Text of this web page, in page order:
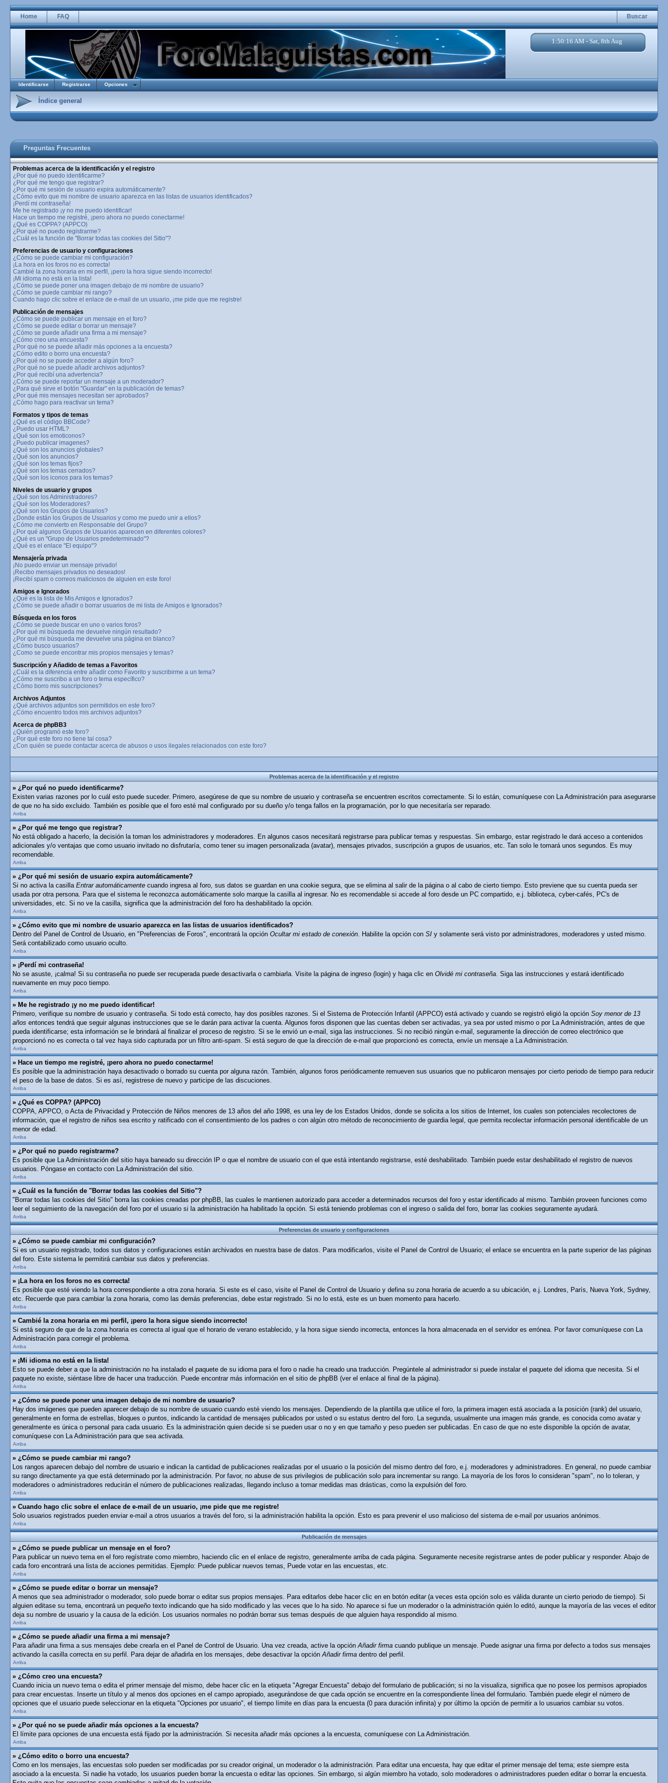
Home FAQ Buscar
1:50:16 AM - Sat, 8th Aug
Identificarse Registrarse Opciones
Índice general
Preguntas Frecuentes
Problemas acerca de la identificación y el registro
¿Por qué no puedo identificarme?
¿Por qué me tengo que registrar?
¿Por qué mi sesión de usuario expira automáticamente?
¿Cómo evito que mi nombre de usuario aparezca en las listas de usuarios identificados?
¡Perdí mi contraseña!
Me he registrado ¡y no me puedo identificar!
Hace un tiempo me registré, ¡pero ahora no puedo conectarme!
¿Qué es COPPA? (APPCO)
¿Por qué no puedo registrarme?
¿Cuál es la función de "Borrar todas las cookies del Sitio"?
Preferencias de usuario y configuraciones
¿Cómo se puede cambiar mi configuración?
¡La hora en los foros no es correcta!
Cambié la zona horaria en mi perfil, ¡pero la hora sigue siendo incorrecto!
¡Mi idioma no está en la lista!
¿Cómo se puede poner una imagen debajo de mi nombre de usuario?
¿Cómo se puede cambiar mi rango?
Cuando hago clic sobre el enlace de e-mail de un usuario, ¡me pide que me registre!
Publicación de mensajes
¿Cómo se puede publicar un mensaje en el foro?
¿Cómo se puede editar o borrar un mensaje?
¿Cómo se puede añadir una firma a mi mensaje?
¿Cómo creo una encuesta?
¿Por qué no se puede añadir más opciones a la encuesta?
¿Cómo edito o borro una encuesta?
¿Por qué no se puede acceder a algún foro?
¿Por qué no se puede añadir archivos adjuntos?
¿Por qué recibí una advertencia?
¿Cómo se puede reportar un mensaje a un moderador?
¿Para qué sirve el botón "Guardar" en la publicación de temas?
¿Por qué mis mensajes necesitan ser aprobados?
¿Cómo hago para reactivar un tema?
Formatos y tipos de temas
¿Qué es el código BBCode?
¿Puedo usar HTML?
¿Qué son los emoticonos?
¿Puedo publicar imagenes?
¿Qué son los anuncios globales?
¿Qué son los anuncios?
¿Qué son los temas fijos?
¿Qué son los temas cerrados?
¿Qué son los iconos para los temas?
Niveles de usuario y grupos
¿Qué son los Administradores?
¿Qué son los Moderadores?
¿Qué son los Grupos de Usuarios?
¿Donde están los Grupos de Usuarios y como me puedo unir a ellos?
¿Cómo me convierto en Responsable del Grupo?
¿Por qué algunos Grupos de Usuarios aparecen en diferentes colores?
¿Qué es un "Grupo de Usuarios predeterminado"?
¿Qué es el enlace "El equipo"?
Mensajería privada
¡No puedo enviar un mensaje privado!
¡Recibo mensajes privados no deseados!
¡Recibí spam o correos maliciosos de alguien en este foro!
Amigos e Ignorados
¿Qué es la lista de Mis Amigos e Ignorados?
¿Cómo se puede añadir o borrar usuarios de mi lista de Amigos e Ignorados?
Búsqueda en los foros
¿Cómo se puede buscar en uno o varios foros?
¿Por qué mi búsqueda me devuelve ningún resultado?
¿Por qué mi búsqueda me devuelve una página en blanco?
¿Cómo busco usuarios?
¿Como se puede encontrar mis propios mensajes y temas?
Suscripción y Añadido de temas a Favoritos
¿Cuál es la diferencia entre añadir como Favorito y suscribirme a un tema?
¿Cómo me suscribo a un foro o tema específico?
¿Cómo borro mis suscripciones?
Archivos Adjuntos
¿Qué archivos adjuntos son permitidos en este foro?
¿Cómo encuentro todos mis archivos adjuntos?
Acerca de phpBB3
¿Quién programó este foro?
¿Por qué este foro no tiene tal cosa?
¿Con quién se puede contactar acerca de abusos o usos ilegales relacionados con este foro?
Problemas acerca de la identificación y el registro
» ¿Por qué no puedo identificarme?
Existen varias razones por lo cuál esto puede suceder. Primero, asegúrese de que su nombre de usuario y contraseña se encuentren escritos correctamente. Si lo están, comuníquese con La Administración para asegurarse
de que no ha sido excluido. También es posible que el foro esté mal configurado por su dueño y/o tenga fallos en la programación, por lo que necesitaría ser reparado.
Arriba
» ¿Por qué me tengo que registrar?
No está obligado a hacerlo, la decisión la toman los administradores y moderadores. En algunos casos necesitará registrarse para publicar temas y respuestas. Sin embargo, estar registrado le dará acceso a contenidos
adicionales y/o ventajas que como usuario invitado no disfrutaría, como tener su imagen personalizada (avatar), mensajes privados, suscripción a grupos de usuarios, etc. Tan solo le tomará unos segundos. Es muy
recomendable.
Arriba
» ¿Por qué mi sesión de usuario expira automáticamente?
Si no activa la casilla Entrar automáticamente cuando ingresa al foro, sus datos se guardan en una cookie segura, que se elimina al salir de la página o al cabo de cierto tiempo. Esto previene que su cuenta pueda ser
usada por otra persona. Para que el sistema le reconozca automáticamente solo marque la casilla al ingresar. No es recomendable si accede al foro desde un PC compartido, e.j. biblioteca, cyber-cafés, PC's de
universidades, etc. Si no ve la casilla, significa que la administración del foro ha deshabilitado la opción.
Arriba
» ¿Cómo evito que mi nombre de usuario aparezca en las listas de usuarios identificados?
Dentro del Panel de Control de Usuario, en "Preferencias de Foros", encontrará la opción Ocultar mi estado de conexión. Habilite la opción con SI y solamente será visto por administradores, moderadores y usted mismo.
Será contabilizado como usuario oculto.
Arriba
» ¡Perdí mi contraseña!
No se asuste, ¡calma! Si su contraseña no puede ser recuperada puede desactivarla o cambiarla. Visite la página de ingreso (login) y haga clic en Olvidé mi contraseña. Siga las instrucciones y estará identificado
nuevamente en muy poco tiempo.
Arriba
» Me he registrado ¡y no me puedo identificar!
Primero, verifique su nombre de usuario y contraseña. Si todo está correcto, hay dos posibles razones. Si el Sistema de Protección Infantil (APPCO) está activado y cuando se registró eligió la opción Soy menor de 13
años entonces tendrá que seguir algunas instrucciones que se le darán para activar la cuenta. Algunos foros disponen que las cuentas deben ser activadas, ya sea por usted mismo o por La Administración, antes de que
pueda identificarse; esta información se le brindará al finalizar el proceso de registro. Si se le envió un e-mail, siga las instrucciones. Si no recibió ningún e-mail, seguramente la dirección de correo electrónico que
proporcionó no es correcta o tal vez haya sido capturada por un filtro anti-spam. Si está seguro de que la dirección de e-mail que proporcionó es correcta, envíe un mensaje a La Administración.
Arriba
» Hace un tiempo me registré, ¡pero ahora no puedo conectarme!
Es posible que la administración haya desactivado o borrado su cuenta por alguna razón. También, algunos foros periódicamente remueven sus usuarios que no publicaron mensajes por cierto periodo de tiempo para reducir
el peso de la base de datos. Si es así, registrese de nuevo y participe de las discuciones.
Arriba
» ¿Qué es COPPA? (APPCO)
COPPA, APPCO, o Acta de Privacidad y Protección de Niños menores de 13 años del año 1998, es una ley de los Estados Unidos, donde se solicita a los sitios de Internet, los cuales son potenciales recolectores de
información, que el registro de niños sea escrito y ratificado con el consentimiento de los padres o con algún otro método de reconocimiento de guardia legal, que permita recolectar información personal identificable de un
menor de edad.
Arriba
» ¿Por qué no puedo registrarme?
Es posible que La Administración del sitio haya baneado su dirección IP o que el nombre de usuario con el que está intentando registrarse, esté deshabilitado. También puede estar deshabilitado el registro de nuevos
usuarios. Póngase en contacto con La Administración del sitio.
Arriba
» ¿Cuál es la función de "Borrar todas las cookies del Sitio"?
"Borrar todas las cookies del Sitio" borra las cookies creadas por phpBB, las cuales le mantienen autorizado para acceder a determinados recursos del foro y estar identificado al mismo. También proveen funciones como
leer el seguimiento de la navegación del foro por el usuario si la administración ha habilitado la opción. Si está teniendo problemas con el ingreso o salida del foro, borrar las cookies seguramente ayudará.
Arriba
Preferencias de usuario y configuraciones
» ¿Cómo se puede cambiar mi configuración?
Si es un usuario registrado, todos sus datos y configuraciones están archivados en nuestra base de datos. Para modificarlos, visite el Panel de Control de Usuario; el enlace se encuentra en la parte superior de las páginas
del foro. Este sistema le permitirá cambiar sus datos y preferencias.
Arriba
» ¡La hora en los foros no es correcta!
Es posible que esté viendo la hora correspondiente a otra zona horaria. Si este es el caso, visite el Panel de Control de Usuario y defina su zona horaria de acuerdo a su ubicación, e.j. Londres, París, Nueva York, Sydney,
etc. Recuerde que para cambiar la zona horaria, como las demás preferencias, debe estar registrado. Si no lo está, este es un buen momento para hacerlo.
Arriba
» Cambié la zona horaria en mi perfil, ¡pero la hora sigue siendo incorrecto!
Si está seguro de que de la zona horaria es correcta al igual que el horario de verano establecido, y la hora sigue siendo incorrecta, entonces la hora almacenada en el servidor es errónea. Por favor comuníquese con La
Administración para corregir el problema.
Arriba
» ¡Mi idioma no está en la lista!
Esto se puede deber a que la administración no ha instalado el paquete de su idioma para el foro o nadie ha creado una traducción. Pregúntele al administrador si puede instalar el paquete del idioma que necesita. Si el
paquete no existe, siéntase libre de hacer una traducción. Puede encontrar más información en el sitio de phpBB (ver el enlace al final de la página).
Arriba
» ¿Cómo se puede poner una imagen debajo de mi nombre de usuario?
Hay dos imágenes que pueden aparecer debajo de su nombre de usuario cuando esté viendo los mensajes. Dependiendo de la plantilla que utilice el foro, la primera imagen está asociada a la posición (rank) del usuario,
generalmente en forma de estrellas, bloques o puntos, indicando la cantidad de mensajes publicados por usted o su estatus dentro del foro. La segunda, usualmente una imagen más grande, es conocida como avatar y
generalmente es única o personal para cada usuario. Es la administración quien decide si se pueden usar o no y en que tamaño y peso pueden ser publicadas. En caso de que no este disponible la opción de avatar,
comuníquese con La Administración para que sea activada.
Arriba
» ¿Cómo se puede cambiar mi rango?
Los rangos aparecen debajo del nombre de usuario e indican la cantidad de publicaciones realizadas por el usuario o la posición del mismo dentro del foro, e.j. moderadores y administradores. En general, no puede cambiar
su rango directamente ya que está determinado por la administración. Por favor, no abuse de sus privilegios de publicación solo para incrementar su rango. La mayoría de los foros lo consideran "spam", no lo toleran, y
moderadores o administradores reducirán el número de publicaciones realizadas, llegando incluso a tomar medidas mas drásticas, como la expulsión del foro.
Arriba
» Cuando hago clic sobre el enlace de e-mail de un usuario, ¡me pide que me registre!
Solo usuarios registrados pueden enviar e-mail a otros usuarios a través del foro, si la administración habilita la opción. Esto es para prevenir el uso malicioso del sistema de e-mail por usuarios anónimos.
Arriba
Publicación de mensajes
» ¿Cómo se puede publicar un mensaje en el foro?
Para publicar un nuevo tema en el foro regístrate como miembro, haciendo clic en el enlace de registro, generalmente arriba de cada página. Seguramente necesite registrarse antes de poder publicar y responder. Abajo de
cada foro encontrará una lista de acciones permitidas. Ejemplo: Puede publicar nuevos temas, Puede votar en las encuestas, etc.
Arriba
» ¿Cómo se puede editar o borrar un mensaje?
A menos que sea administrador o moderador, solo puede borrar o editar sus propios mensajes. Para editarlos debe hacer clic en en botón editar(a veces esta opción solo es válida durante un cierto periodo de tiempo). Si
alguien editase su tema, encontrará un pequeño texto indicando que ha sido modificado y las veces que lo ha sido. No aparece si fue un moderador o la administración quién lo editó, aunque la mayoría de las veces el editor
deja su nombre de usuario y la causa de la edición. Los usuarios normales no podrán borrar sus temas después de que alguien haya respondido al mismo.
Arriba
» ¿Cómo se puede añadir una firma a mi mensaje?
Para añadir una firma a sus mensajes debe crearla en el Panel de Control de Usuario. Una vez creada, active la opciónAñadir firma cuando publique un mensaje. Puede asignar una firma por defecto a todos sus mensajes
activando la casilla correcta en su perfil. Para dejar de añadirla en los mensajes, debe desactivar la opciónAñadir firma dentro del perfil.
Arriba
» ¿Cómo creo una encuesta?
Cuando inicia un nuevo tema o edita el primer mensaje del mismo, debe hacer clic en la etiqueta "Agregar Encuesta" debajo del formulario de publicación; si no la visualiza, significa que no posee los permisos apropiados
para crear encuestas. Inserte un título y al menos dos opciones en el campo apropiado, asegurándose de que cada opción se encuentre en la correspondiente línea del formulario. También puede elegir el número de
opciones que el usuario puede seleccionar en la etiqueta "Opciones por usuario", el tiempo límite en días para la encuesta (0 para duración infinita) y por último la opción de permitir a lo usuarios cambiar su votos.
Arriba
» ¿Por qué no se puede añadir más opciones a la encuesta?
El límite para opciones de una encuesta está fijado por la administración. Si necesita añadir más opciones a la encuesta, comuníquese con La Administración.
Arriba
» ¿Cómo edito o borro una encuesta?
Como en los mensajes, las encuestas solo pueden ser modificadas por su creador original, un moderador o la administración. Para editar una encuesta, hay que editar el primer mensaje del tema; este siempre esta
asociado a la encuesta. Si nadie ha votado, los usuarios pueden borrar la encuesta o editar las opciones. Sin embargo, si algún miembro ha votado, solo moderadores o administradores pueden editar o borrar la encuesta.